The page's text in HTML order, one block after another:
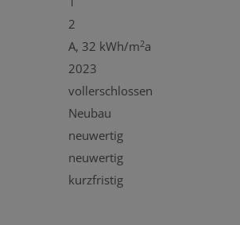
2
A, 32 kWh/m2a
2023
vollerschlossen
Neubau
neuwertig
neuwertig
kurzfristig